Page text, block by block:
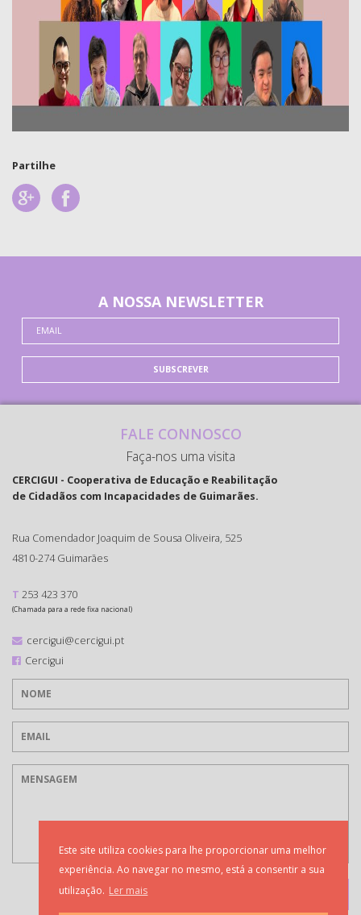
Este site utiliza cookies para lhe proporcionar uma melhor
experiência. Ao navegar no mesmo, está a consentir a sua
utilização. Ler mais
Partilhe
A NOSSA NEWSLETTER
SUBSCREVER
FALE CONNOSCO
Faça-nos uma visita
CERCIGUI - Cooperativa de Educação e Reabilitação
de Cidadãos com Incapacidades de Guimarães.
Rua Comendador Joaquim de Sousa Oliveira, 525
4810-274 Guimarães
T 253 423 370
(Chamada para a rede fixa nacional)
cercigui@cercigui.pt
Cercigui